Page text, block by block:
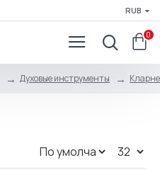
RUB
0
Духовые инструменты